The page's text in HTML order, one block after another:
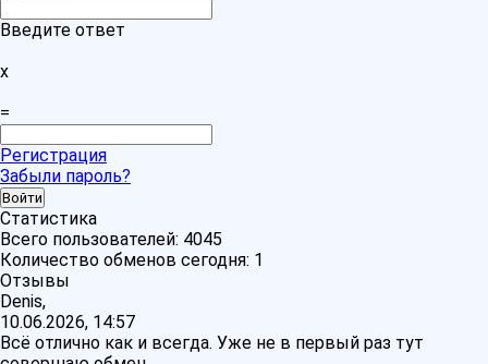
Введите ответ
x
=
Регистрация
Забыли пароль?
Статистика
Всего пользователей: 4045
Количество обменов сегодня: 1
Отзывы
Denis,
10.06.2026, 14:57
Всё отлично как и всегда. Уже не в первый раз тут